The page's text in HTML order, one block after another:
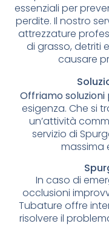
essenziali per
perdite. Il nostro
attrezzature
di grasso, detriti
causare
Offriamo
esigenza. Che si
un’attività
servizio di
massima
In caso di
occlusioni
Tubature offre
risolvere il